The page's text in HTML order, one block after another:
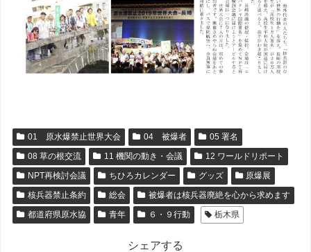
01 原水爆禁止世界大会 04 被爆者
05 署名
08 草の根交流
11 機関の動き・会議
12 ワールドリポート
NPT再検討会議
ちひろカレンダー グッズ
原爆展
核兵器禁止条約
総会
被爆者は核兵器廃絶を心から求めます
都道府県原水協
青年 ６・９行動 栃木県
シェアする